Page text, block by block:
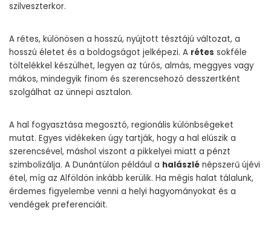
szilveszterkor.
A rétes, különösen a hosszú, nyújtott tésztájú változat, a
hosszú életet és a boldogságot jelképezi. A rétes sokféle
töltelékkel készülhet, legyen az túrós, almás, meggyes vagy
mákos, mindegyik finom és szerencsehozó desszertként
szolgálhat az ünnepi asztalon.
A hal fogyasztása megosztó, regionális különbségeket
mutat. Egyes vidékeken úgy tartják, hogy a hal elúszik a
szerencsével, máshol viszont a pikkelyei miatt a pénzt
szimbolizálja. A Dunántúlon például a halászlé népszerű újévi
étel, míg az Alföldön inkább kerülik. Ha mégis halat tálalunk,
érdemes figyelembe venni a helyi hagyományokat és a
vendégek preferenciáit.